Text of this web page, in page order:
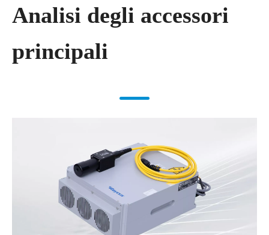
Analisi degli accessori
principali​​​​​​​